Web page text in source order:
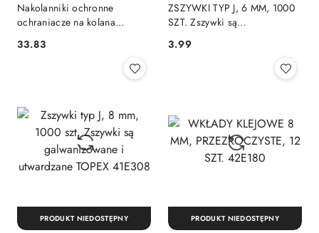
Nakolanniki ochronne
ochraniacze na kolana
Topex 82S160
Cena:
33.83
ZSZYWKI TYP J, 6 MM, 1000
SZT. Zszywki są
TOPEX 41E306
Cena:
3.99
PRODUKT NIEDOSTĘPNY PRODUKT NIEDOSTĘPNY